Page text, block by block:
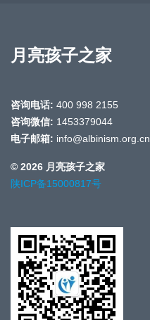
月亮孩子之家
咨询电话: 400 998 2155
咨询微信: 1453379044
电子邮箱: info@albinism.org.cn
© 2026 月亮孩子之家
陕ICP备15000817号